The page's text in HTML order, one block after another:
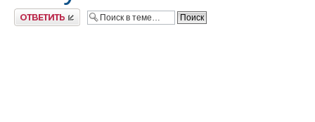
Ответить